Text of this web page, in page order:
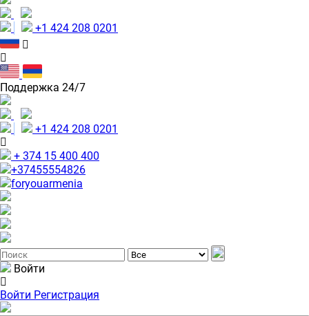
+1 424 208 0201
Поддержка 24/7
+1 424 208 0201
+ 374 15 400 400
+37455554826
foryouarmenia
Войти
Войти Регистрация